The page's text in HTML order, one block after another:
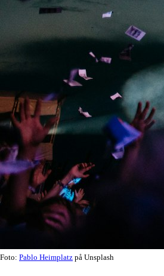
Foto: Pablo Heimplatz på Unsplash